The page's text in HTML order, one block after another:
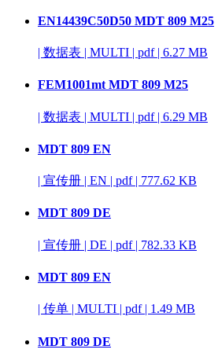
EN14439C50D50 MDT 809 M25
| 数据表 | MULTI | pdf | 6.27 MB
FEM1001mt MDT 809 M25
| 数据表 | MULTI | pdf | 6.29 MB
MDT 809 EN
| 宣传册 | EN | pdf | 777.62 KB
MDT 809 DE
| 宣传册 | DE | pdf | 782.33 KB
MDT 809 EN
| 传单 | MULTI | pdf | 1.49 MB
MDT 809 DE